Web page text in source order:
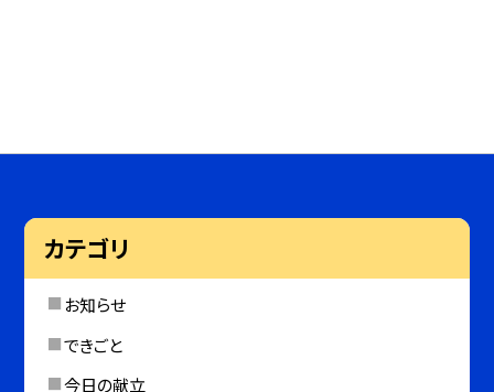
カテゴリ
お知らせ
できごと
今日の献立